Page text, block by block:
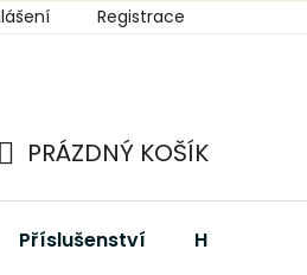
Registrace
KOŠÍK
PRÁZDNÝ KOŠÍK
Příslušenství Hudební